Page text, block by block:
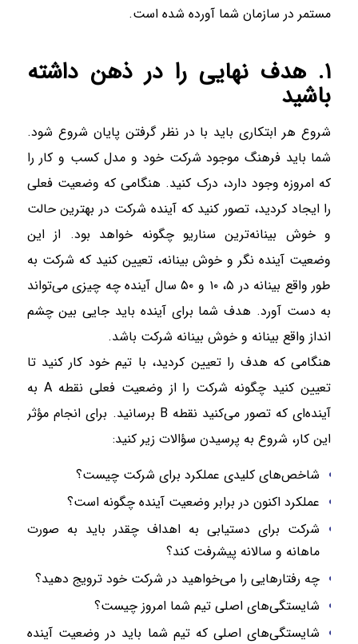
مستمر در سازمان شما آورده شده است.
۱. هدف نهایی را در ذهن داشته
باشید
شروع هر ابتکاری باید با در نظر گرفتن پایان شروع شود.
شما باید فرهنگ موجود شرکت خود و مدل کسب و کار را
که امروزه وجود دارد، درک کنید. هنگامی که وضعیت فعلی
را ایجاد کردید، تصور کنید که آینده شرکت در بهترین حالت
و خوش بینانه‌ترین سناریو چگونه خواهد بود. از این
وضعیت آینده نگر و خوش بینانه، تعیین کنید که شرکت به
طور واقع بینانه در ۵، ۱۰ و ۵۰ سال آینده چه چیزی می‌تواند
به دست آورد. هدف شما برای آینده باید جایی بین چشم
انداز واقع بینانه و خوش بینانه شرکت باشد.
هنگامی که هدف را تعیین کردید، با تیم خود کار کنید تا
تعیین کنید چگونه شرکت را از وضعیت فعلی نقطه A به
آینده‌ای که تصور می‌کنید نقطه B برسانید. برای انجام مؤثر
این کار، شروع به پرسیدن سؤالات زیر کنید:
شاخص‌های کلیدی عملکرد برای شرکت چیست؟
عملکرد اکنون در برابر وضعیت آینده چگونه است؟
شرکت برای دستیابی به اهداف چقدر باید به صورت
ماهانه و سالانه پیشرفت کند؟
چه رفتار‌هایی را می‌خواهید در شرکت خود ترویج دهید؟
شایستگی‌های اصلی تیم شما امروز چیست؟
شایستگی‌های اصلی که تیم شما باید در وضعیت آینده